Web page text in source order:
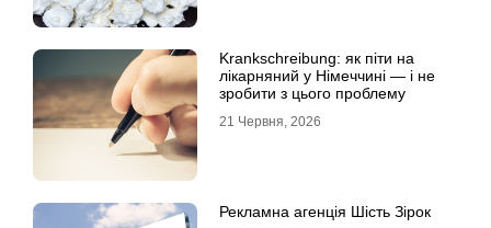
Krankschreibung: як піти на
лікарняний у Німеччині — і не
зробити з цього проблему
21 Червня, 2026
Рекламна агенція Шість Зірок